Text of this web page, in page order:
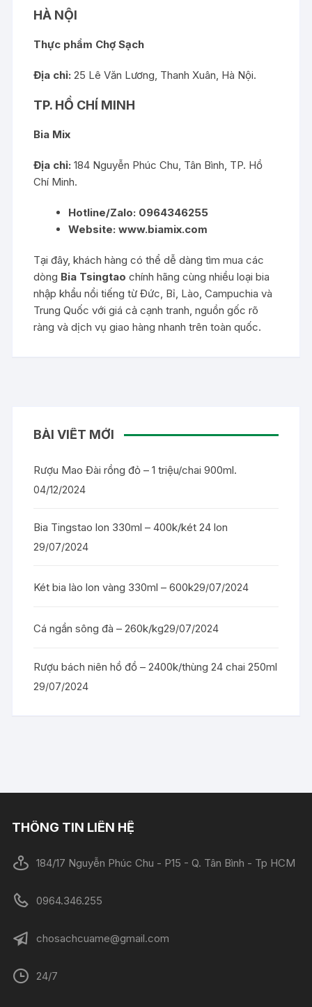
HÀ NỘI
Thực phẩm Chợ Sạch
Địa chỉ: 25 Lê Văn Lương, Thanh Xuân, Hà Nội.
TP. HỒ CHÍ MINH
Bia Mix
Địa chỉ: 184 Nguyễn Phúc Chu, Tân Bình, TP. Hồ
Chí Minh.
Hotline/Zalo: 0964346255
Website: www.biamix.com
Tại đây, khách hàng có thể dễ dàng tìm mua các
dòng Bia Tsingtao chính hãng cùng nhiều loại bia
nhập khẩu nổi tiếng từ Đức, Bỉ, Lào, Campuchia và
Trung Quốc với giá cả cạnh tranh, nguồn gốc rõ
ràng và dịch vụ giao hàng nhanh trên toàn quốc.
BÀI VIẾT MỚI
Rượu Mao Đài rồng đỏ – 1 triệu/chai 900ml.
04/12/2024
Bia Tingstao lon 330ml – 400k/két 24 lon
29/07/2024
Két bia lào lon vàng 330ml – 600k29/07/2024
Cá ngần sông đà – 260k/kg29/07/2024
Rượu bách niên hồ đồ – 2400k/thùng 24 chai 250ml
29/07/2024
THÔNG TIN LIÊN HỆ
184/17 Nguyễn Phúc Chu - P15 - Q. Tân Bình - Tp HCM
0964.346.255
chosachcuame@gmail.com
24/7